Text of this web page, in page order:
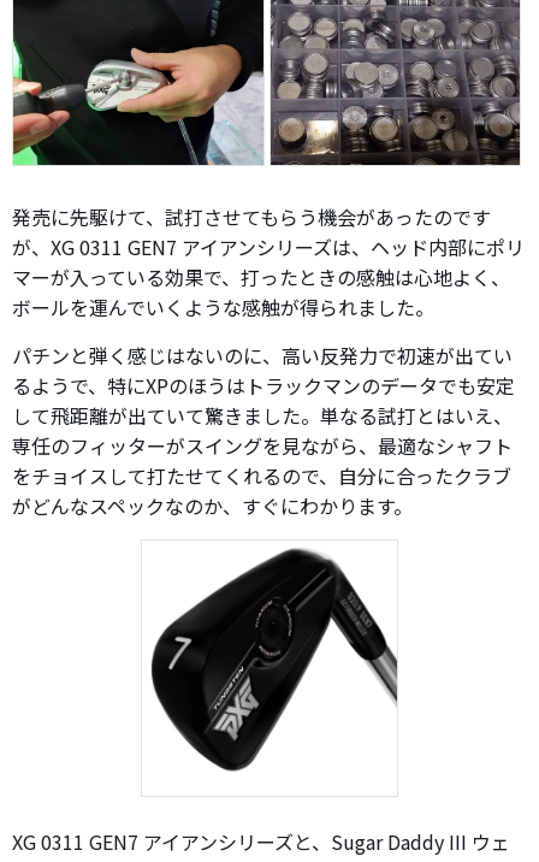
発売に先駆けて、試打させてもらう機会があったのです
が、XG 0311 GEN7 アイアンシリーズは、ヘッド内部にポリ
マーが入っている効果で、打ったときの感触は心地よく、
ボールを運んでいくような感触が得られました。
パチンと弾く感じはないのに、高い反発力で初速が出てい
るようで、特にXPのほうはトラックマンのデータでも安定
して飛距離が出ていて驚きました。単なる試打とはいえ、
専任のフィッターがスイングを見ながら、最適なシャフト
をチョイスして打たせてくれるので、自分に合ったクラブ
がどんなスペックなのか、すぐにわかります。
XG 0311 GEN7 アイアンシリーズと、Sugar Daddy III ウェ